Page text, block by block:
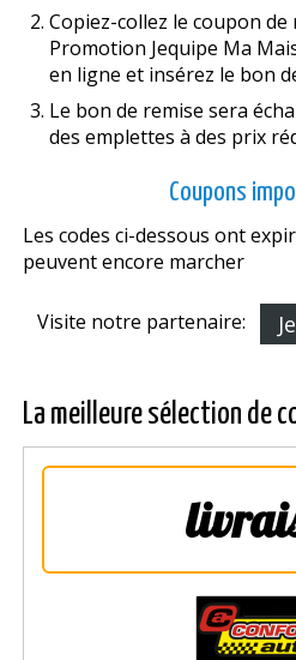
Copiez-collez le coupon de
Promotion Jequipe Ma
en ligne et insérez le bon
Le bon de remise sera
des emplettes à des prix
Coupons
Les codes ci-dessous ont
peuvent encore marcher
Visite notre partenaire:
La meilleure sélection de